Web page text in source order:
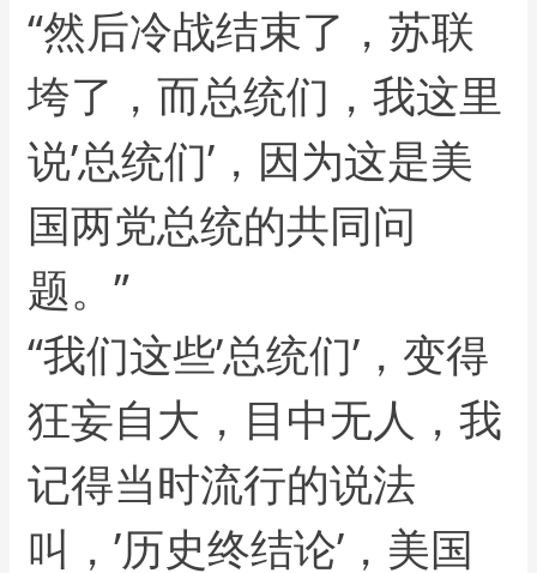
“然后冷战结束了，苏联
垮了，而总统们，我这里
说’总统们’，因为这是美
国两党总统的共同问
题。”
“我们这些’总统们’，变得
狂妄自大，目中无人，我
记得当时流行的说法
叫，’历史终结论’，美国